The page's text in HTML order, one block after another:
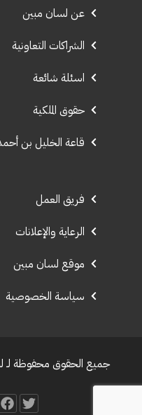
عن لسان مبين
الشراكات التعاونية
اسئلة شائعة
حقوق الملكية
قاعة الخليل بن
فريق العمل
الرعاية والإعلانات
موقع لسان مبين
سياسة الخصوصية
جميع الحقوق محفوظة لـ لسان